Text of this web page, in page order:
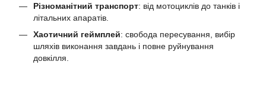
Різноманітний транспорт: від мотоциклів до танків і
літальних апаратів.
Хаотичний геймплей: свобода пересування, вибір
шляхів виконання завдань і повне руйнування
довкілля.